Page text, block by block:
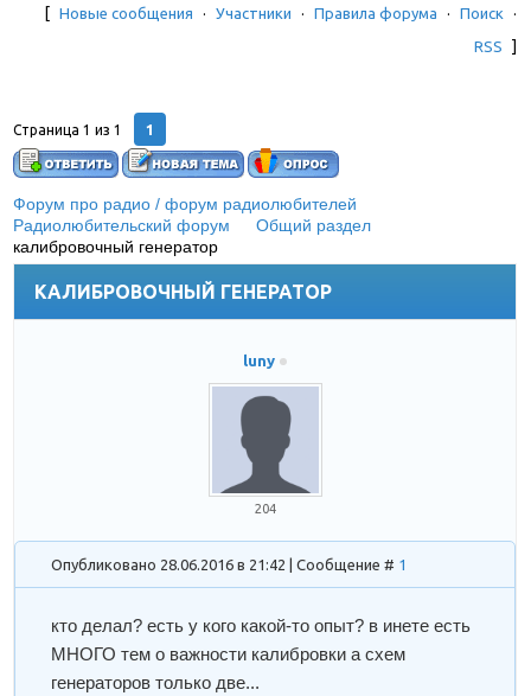
[ Новые сообщения · Участники · Правила форума · Поиск
·
RSS
]
Страница1 из1 1
Форум про радио / форум радиолюбителей
Радиолюбительский форум
Общий раздел
калибровочный генератор
КАЛИБРОВОЧНЫЙ ГЕНЕРАТОР
luny
204
Опубликовано 28.06.2016 в 21:42 | Сообщение # 1
кто делал? есть у кого какой-то опыт? в инете есть
МНОГО тем о важности калибровки а схем
генераторов только две...